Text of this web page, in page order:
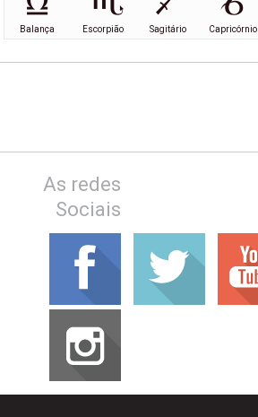
Balança Escorpião Sagitário Capricórnio
As redes
Sociais